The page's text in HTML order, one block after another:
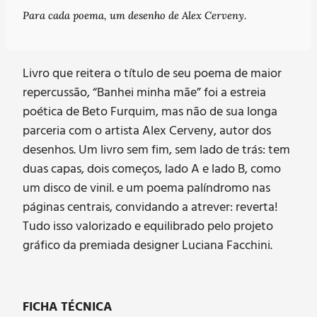
Para cada poema, um desenho de Alex Cerveny.
Livro que reitera o título de seu poema de maior
repercussão, “Banhei minha mãe” foi a estreia
poética de Beto Furquim, mas não de sua longa
parceria com o artista Alex Cerveny, autor dos
desenhos. Um livro sem fim, sem lado de trás: tem
duas capas, dois começos, lado A e lado B, como
um disco de vinil. e um poema palíndromo nas
páginas centrais, convidando a atrever: reverta!
Tudo isso valorizado e equilibrado pelo projeto
gráfico da premiada designer Luciana Facchini.
FICHA TÉCNICA